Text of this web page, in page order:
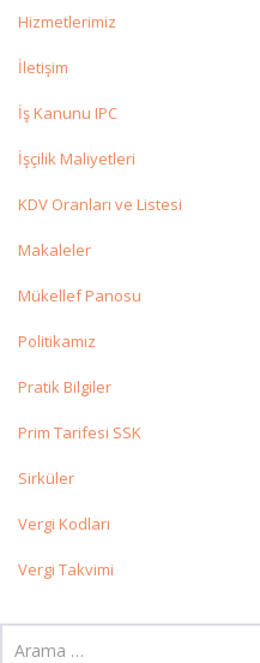
Hizmetlerimiz
İletişim
İş Kanunu IPC
İşçilik Maliyetleri
KDV Oranları ve Listesi
Makaleler
Mükellef Panosu
Politikamız
Pratik Bilgiler
Prim Tarifesi SSK
Sirküler
Vergi Kodları
Vergi Takvimi